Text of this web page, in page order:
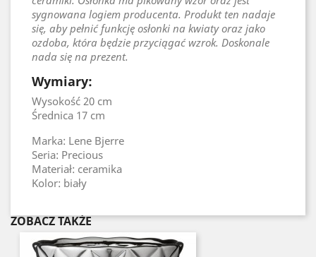
sygnowana logiem producenta. Produkt ten nadaje
się, aby pełnić funkcję osłonki na kwiaty oraz jako
ozdoba, która będzie przyciągać wzrok. Doskonale
nada się na prezent.
Wymiary:
Wysokość 20 cm
Średnica 17 cm
Marka: Lene Bjerre
Seria: Precious
Materiał: ceramika
Kolor: biały
ZOBACZ TAKŻE